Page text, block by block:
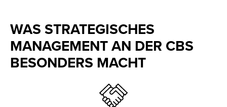
WAS STRATEGISCHES
MANAGEMENT AN DER CBS
BESONDERS MACHT